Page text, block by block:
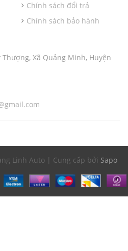
Chính sách đổi trả
Chính sách bảo hành
Xã Quảng Minh, Huyện
Linh Auto | Cung cấp bởi Sapo